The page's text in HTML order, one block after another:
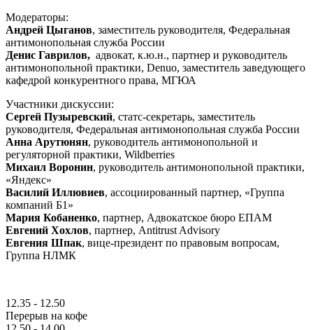
Модераторы:
Андрей Цыганов, заместитель руководителя, Федеральная
антимонопольная служба России
Денис Гаврилов, адвокат, к.ю.н., партнер и руководитель
антимонопольной практики, Denuo, заместитель заведующего
кафедрой конкурентного права, МГЮА
Участники дискуссии:
Сергей Пузыревский, статс-секретарь, заместитель
руководителя, Федеральная антимонопольная служба России
Анна Арутюнян, руководитель антимонопольной и
регуляторной практики, Wildberries
Михаил Воронин, руководитель антимонопольной практики,
«Яндекс»
Василий Иллювиев, ассоциированный партнер, «Группа
компаний Б1»
Мария Кобаненко, партнер, Адвокатское бюро ЕПАМ
Евгений Хохлов, партнер, Antitrust Advisory
Евгения Шпак, вице-президент по правовым вопросам,
Группа НЛМК
12.35 - 12.50
Перерыв на кофе